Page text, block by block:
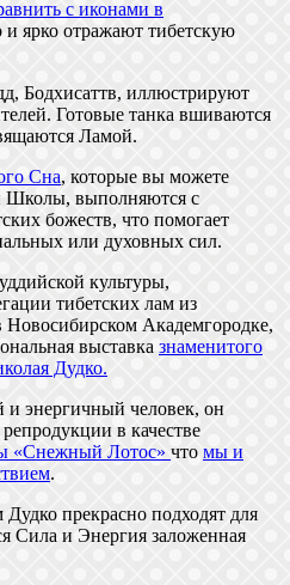
с иконами в
и ярко отражают тибетскую
Бодхисаттв, иллюстрируют
Готовые танка вшиваются
Ламой.
Сна, которые вы можете
Школы, выполняются с
божеств, что помогает
или духовных сил.
культуры,
тибетских лам из
Академгородке,
выставка знаменитого
Дудко.
энергичный человек, он
в качестве
«Снежный Лотос» что мы и
.
прекрасно подходят для
Сила и Энергия заложенная